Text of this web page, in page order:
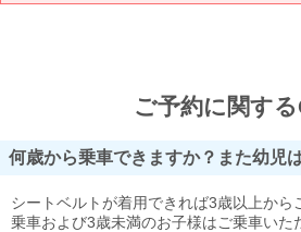
ご予約に関す
何歳から乗車できますか？また幼児
シートベルトが着用できれば3歳以上から
乗車および3歳未満のお子様はご乗車いた